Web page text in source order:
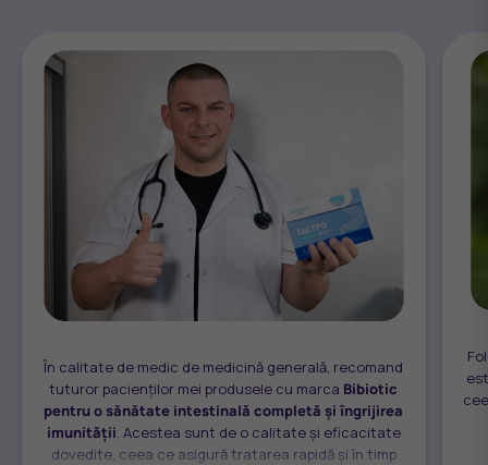
În calitate de medic de medicină generală, recomand
tuturor pacienților mei produsele cu marca Bibiotic
pentru o sănătate intestinală completă și îngrijirea
imunității. Acestea sunt de o calitate și eficacitate
dovedite, ceea ce asigură tratarea rapidă și în timp